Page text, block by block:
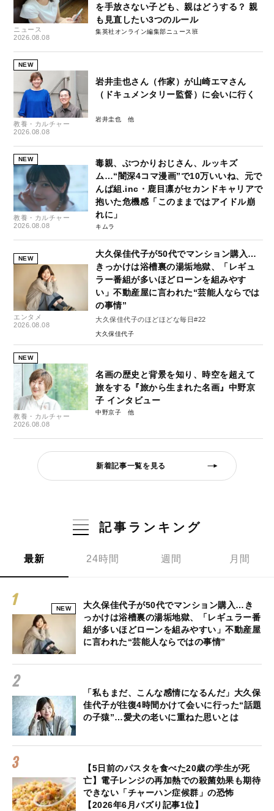
ニュース
2026.08.08
を手放さない子ども、親はどうする？ 親
も見直したい3つのルール
集英社オンライン編集部ニュース班
NEW
教養・カルチャー
2026.08.08
岩井圭也さん（作家）が山崎エマさん
（ドキュメンタリー監督）に会いに行く
岩井圭也
NEW
教養・カルチャー
2026.08.08
毒親、ぶつかりおじさん、ルッキズ
ム…“闇深4コマ漫画”で10万いいね、元で
んぱ組.inc・鹿目凛がセカンドキャリアで
抱いた危機感「このままではアイドル崩
れに」
キムラ
NEW
エンタメ
2026.08.08
大久保佳代子が50代でマンション購入…
きっかけは浴槽裏の湯垢地獄、「レギュ
ラー番組が多いほどローンを組みやす
い」不動産屋に言われた“芸能人ならでは
の事情”
大久保佳代子のほどほどな毎日#22
大久保佳代子
NEW
教養・カルチャー
2026.08.08
名画の歴史と背景を知り、時空を超えて
旅をする『旅から生まれた名画』中野京
子 インタビュー
中野京子
新着記事一覧を見る
記事ランキング
最新 24時間 週間 月間
NEW
大久保佳代子が50代でマンション購入…き
っかけは浴槽裏の湯垢地獄、「レギュラー番
組が多いほどローンを組みやすい」不動産屋
に言われた“芸能人ならではの事情”
「私もまだ、こんな感情になるんだ」大久保
佳代子が往復4時間かけて会いに行った“話題
の子猿”…愛犬の老いに重ねた思いとは
【5日前のパスタを食べた20歳の学生が死
亡】電子レンジの再加熱での殺菌効果も期待
できない「チャーハン症候群」の恐怖
【2026年6月バズり記事1位】